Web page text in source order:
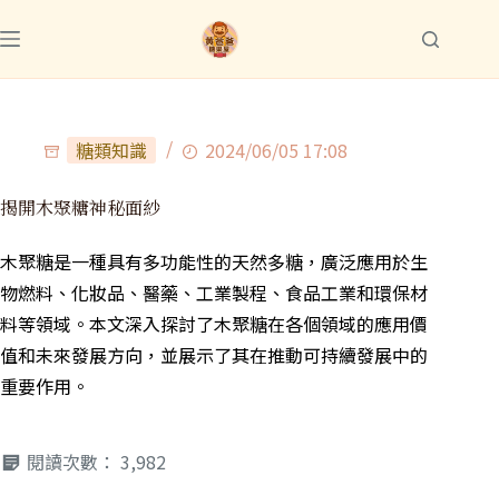
糖類知識 2024/06/05 17:08
揭開木聚糖神秘面紗
木聚糖是一種具有多功能性的天然多糖，廣泛應用於生
物燃料、化妝品、醫藥、工業製程、食品工業和環保材
料等領域。本文深入探討了木聚糖在各個領域的應用價
值和未來發展方向，並展示了其在推動可持續發展中的
重要作用。
閱讀次數： 3,982